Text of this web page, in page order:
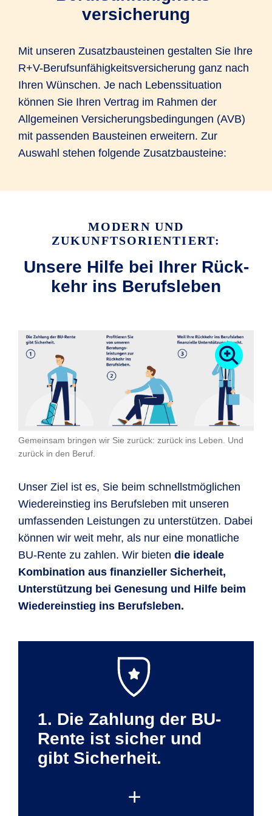
versicherung
Mit unseren Zusatzbausteinen gestalten Sie Ihre
R+V-Berufsunfähigkeitsversicherung ganz nach
Ihren Wünschen. Je nach Lebenssituation
können Sie Ihren Vertrag im Rahmen der
Allgemeinen Versicherungsbedingungen (AVB)
mit passenden Bausteinen erweitern. Zur
Auswahl stehen folgende Zusatzbausteine:
MODERN UND
ZUKUNFTSORIENTIERT:
Unsere Hilfe bei Ihrer Rück­
kehr ins Berufs­leben
Gemeinsam bringen wir Sie zurück: zurück ins Leben. Und
zurück in den Beruf.
Unser Ziel ist es, Sie beim schnellstmöglichen
Wiedereinstieg ins Berufsleben mit unseren
umfassenden Leistungen zu unterstützen. Dabei
können wir weit mehr, als nur eine monatliche
BU-Rente zu zahlen. Wir bieten die ideale
Kombination aus finanzieller Sicherheit,
Unterstützung bei Genesung und Hilfe beim
Wiedereinstieg ins Berufsleben.
1. Die Zahlung der BU-
Rente ist sicher und
gibt Sicherheit.